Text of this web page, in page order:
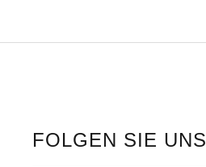
FOLGEN SIE UNS